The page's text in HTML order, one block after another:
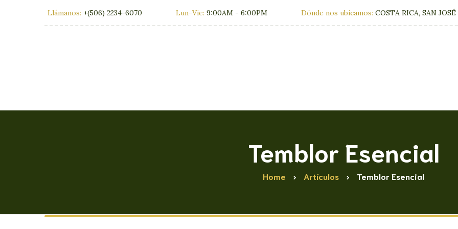
Llámanos: +(506) 2234-6070 Lun-Vie: 9:00AM - 6:00PM Dónde nos ubicamos: COSTA RICA, SAN JOSÉ
Temblor Esencial
Home Artículos Temblor Esencial